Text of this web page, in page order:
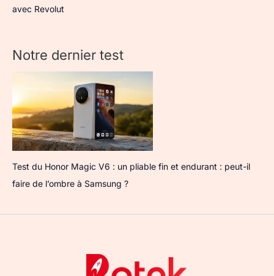
avec Revolut
Notre dernier test
Test du Honor Magic V6 : un pliable fin et endurant : peut-il
faire de l’ombre à Samsung ?